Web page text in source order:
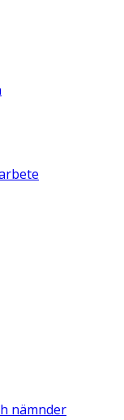
nämnder